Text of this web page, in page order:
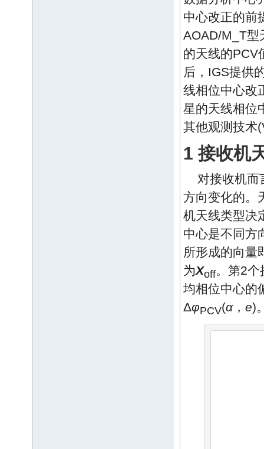
中心改正的前
AOAD/M_T型
的天线的PCV
后，IGS提供
线相位中心改
星的天线相位
其他观测技术
1 接收机
对接收机而
方向变化的。
机天线类型决
中心是不同方
所形成的向量
为Xoff。第2
均相位中心的
ΔφPCV(α， e)